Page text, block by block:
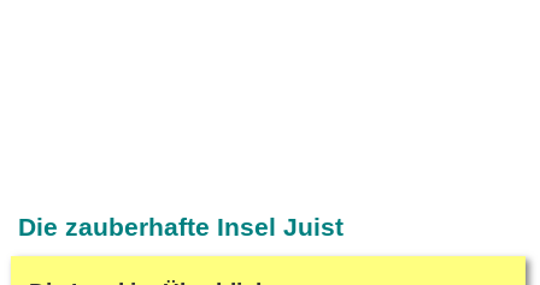
Die zauberhafte Insel Juist